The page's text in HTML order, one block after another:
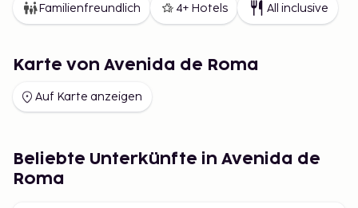
Familienfreundlich 4+ Hotels All inclusive
Karte von Avenida de Roma
Auf Karte anzeigen
Beliebte Unterkünfte in Avenida de
Roma